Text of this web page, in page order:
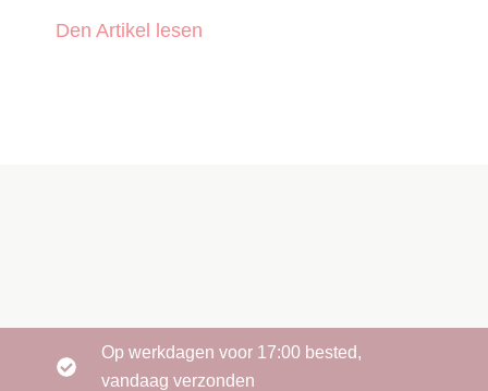
Den Artikel lesen
Op werkdagen voor 17:00 bested,
vandaag verzonden